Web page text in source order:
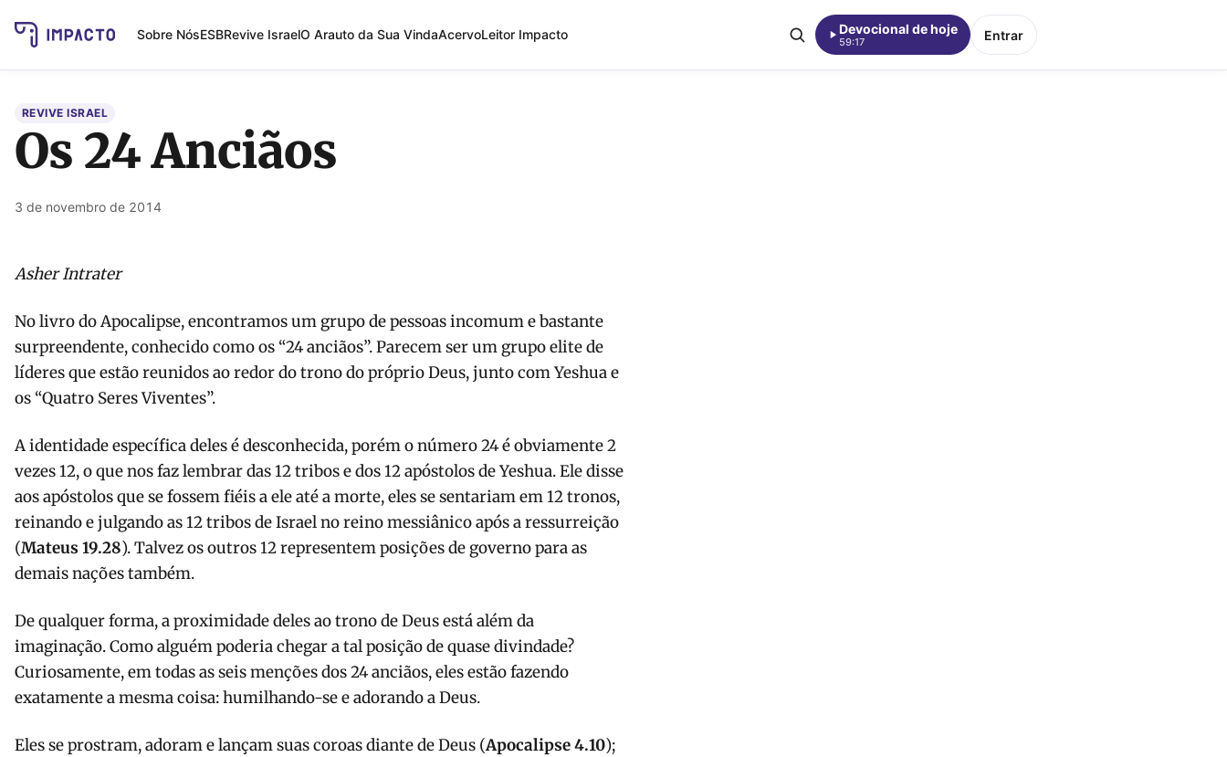
Sobre NósESBRevive IsraelO Arauto da Sua VindaAcervoLeitor Impacto Devocional de hoje
59:17 Entrar
REVIVE ISRAEL
Os 24 Anciãos
3 de novembro de 2014
Asher Intrater
No livro do Apocalipse, encontramos um grupo de pessoas incomum e bastante
surpreendente, conhecido como os “24 anciãos”. Parecem ser um grupo elite de
líderes que estão reunidos ao redor do trono do próprio Deus, junto com Yeshua e
os “Quatro Seres Viventes”.
A identidade específica deles é desconhecida, porém o número 24 é obviamente 2
vezes 12, o que nos faz lembrar das 12 tribos e dos 12 apóstolos de Yeshua. Ele disse
aos apóstolos que se fossem fiéis a ele até a morte, eles se sentariam em 12 tronos,
reinando e julgando as 12 tribos de Israel no reino messiânico após a ressurreição
(Mateus 19.28). Talvez os outros 12 representem posições de governo para as
demais nações também.
De qualquer forma, a proximidade deles ao trono de Deus está além da
imaginação. Como alguém poderia chegar a tal posição de quase divindade?
Curiosamente, em todas as seis menções dos 24 anciãos, eles estão fazendo
exatamente a mesma coisa: humilhando-se e adorando a Deus.
Eles se prostram, adoram e lançam suas coroas diante de Deus (Apocalipse 4.10);